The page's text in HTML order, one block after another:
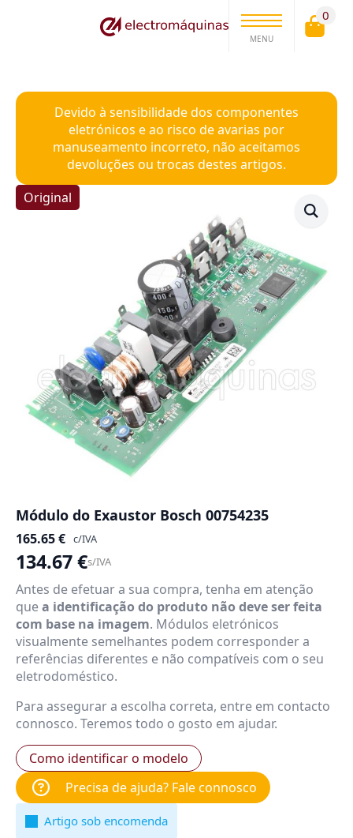
MENU
0
Devido à sensibilidade dos componentes
eletrónicos e ao risco de avarias por
manuseamento incorreto, não aceitamos
devoluções ou trocas destes artigos.
Original
Módulo do Exaustor Bosch 00754235
165.65€ c/IVA
134.67€s/IVA
Antes de efetuar a sua compra, tenha em atenção
quea identificação do produto não deve ser feita
com base na imagem. Módulos eletrónicos
visualmente semelhantes podem corresponder a
referências diferentes e não compatíveis com o seu
eletrodoméstico.
Para assegurar a escolha correta, entre em contacto
connosco. Teremos todo o gosto em ajudar.
Como identificar o modelo
Precisa de ajuda? Fale connosco
Artigo sob encomenda